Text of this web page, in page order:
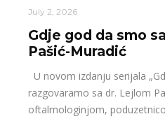
July 2, 2026
Gdje god da smo
Pašić-Muradić
U novom izdanju serijala
razgovaramo sa dr. Lejlom
oftalmologinjom,